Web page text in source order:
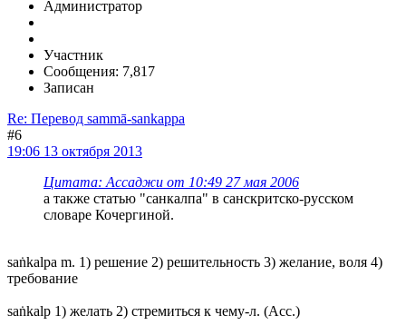
Администратор
Участник
Сообщения: 7,817
Записан
Re: Перевод sammā-sankappa
#6
19:06 13 октября 2013
Цитата: Ассаджи от 10:49 27 мая 2006
а также статью "санкалпа" в санскритско-русском
словаре Кочергиной.
saṅkalpa m. 1) решение 2) решительность 3) желание, воля 4)
требование
saṅkalp 1) желать 2) стремиться к чему-л. (Асс.)